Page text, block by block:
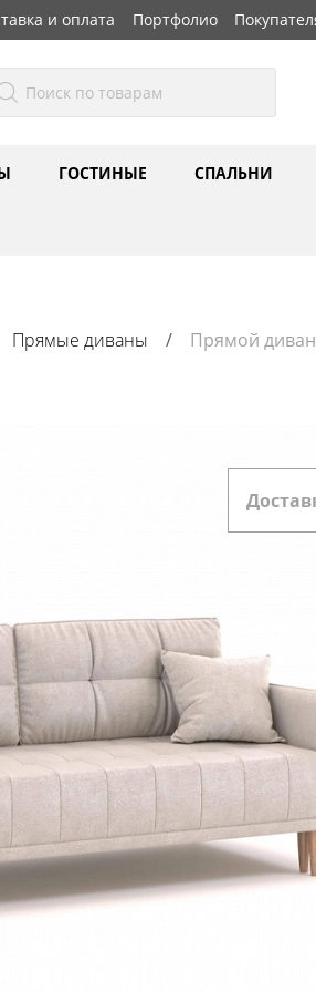
и оплата Портфолио
ГОСТИНЫЕ СПАЛЬНИ
Прямые диваны Прямой